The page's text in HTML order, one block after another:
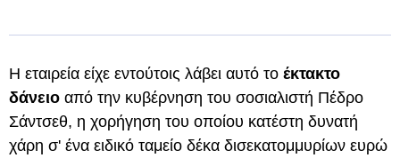
Η εταιρεία είχε εντούτοις λάβει αυτό το έκτακτο
δάνειο από την κυβέρνηση του σοσιαλιστή Πέδρο
Σάντσεθ, η χορήγηση του οποίου κατέστη δυνατή
χάρη σ' ένα ειδικό ταμείο δέκα δισεκατομμυρίων ευρώ